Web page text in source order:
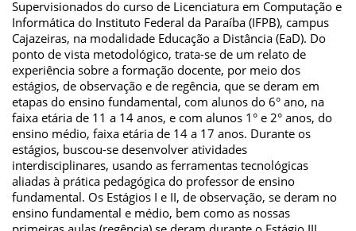
Supervisionados do curso de Licenciatura em Computação e
Informática do Instituto Federal da Paraíba (IFPB), campus
Cajazeiras, na modalidade Educação a Distância (EaD). Do
ponto de vista metodológico, trata-se de um relato de
experiência sobre a formação docente, por meio dos
estágios, de observação e de regência, que se deram em
etapas do ensino fundamental, com alunos do 6° ano, na
faixa etária de 11 a 14 anos, e com alunos 1° e 2° anos, do
ensino médio, faixa etária de 14 a 17 anos. Durante os
estágios, buscou-se desenvolver atividades
interdisciplinares, usando as ferramentas tecnológicas
aliadas à prática pedagógica do professor de ensino
fundamental. Os Estágios I e II, de observação, se deram no
ensino fundamental e médio, bem como as nossas